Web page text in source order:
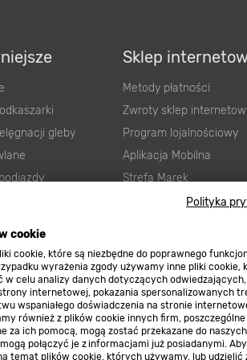
Polityka
cookie
cookie, które są niezbędne do poprawnego
wyrażenia zgody używamy inne pliki cookie,
w celu analizy danych dotyczących odwiedzających,
internetowej, pokazania spersonalizowanych
wspaniałego doświadczenia na stronie
również z plików cookie innych firm, poszczególne
za ich pomocą, mogą zostać przekazane do naszych
połączyć je z informacjami już posiadanymi.
temat plików cookie, których używamy, lub udzielić
gleby
białe
Sklep
Metody płatności
Zwroty sklep
Program lojalnościowy
Aplikacja Mobilna
Strefa Marek
Prawny obowiązek
zgodności towaru z
Program Brico PRO
Regulaminy